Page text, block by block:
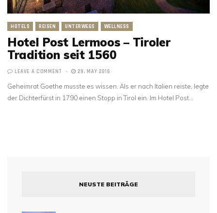
HOTELS REISEN UNTERWEGS WELLNESS
Hotel Post Lermoos – Tiroler
Tradition seit 1560
LEAVE A COMMENT 29. MAY 2016
Geheimrat Goethe musste es wissen. Als er nach Italien reiste, legte
der Dichterfürst in 1790 einen Stopp in Tirol ein. Im Hotel Post…
NEUSTE BEITRÄGE